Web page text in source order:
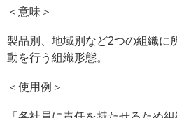
＜意味＞
製品別、地域別など2つの組織に
動を行う組織形態。
＜使用例＞